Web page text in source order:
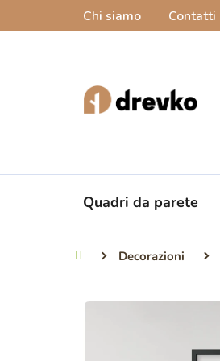
Chi siamo Contatti
Quadri da parete
Casa Decorazioni